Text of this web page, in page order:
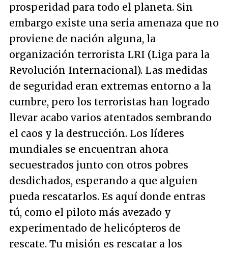
prosperidad para todo el planeta. Sin
embargo existe una seria amenaza que no
proviene de nación alguna, la
organización terrorista LRI (Liga para la
Revolución Internacional). Las medidas
de seguridad eran extremas entorno a la
cumbre, pero los terroristas han logrado
llevar acabo varios atentados sembrando
el caos y la destrucción. Los líderes
mundiales se encuentran ahora
secuestrados junto con otros pobres
desdichados, esperando a que alguien
pueda rescatarlos. Es aquí donde entras
tú, como el piloto más avezado y
experimentado de helicópteros de
rescate. Tu misión es rescatar a los